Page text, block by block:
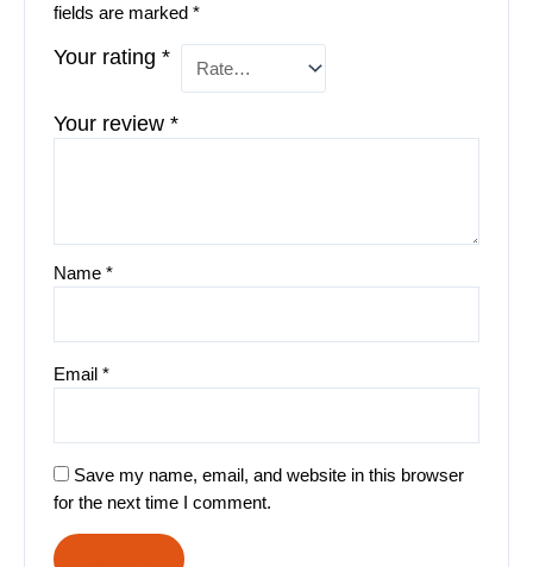
fields are marked*
Your rating*
Your review*
Name*
Email*
Save my name, email, and website in this browser
for the next time I comment.